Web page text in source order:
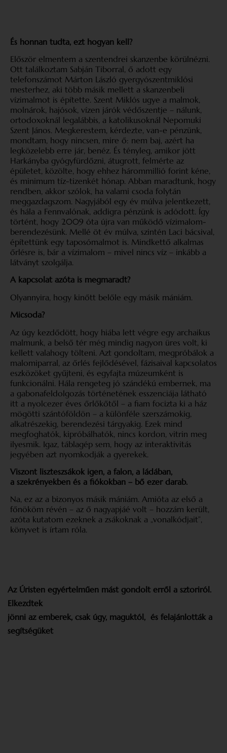
És honnan tudta, ezt hogyan kell?
Először elmentem a szentendrei skanzenbe körülnézni.
Ott találkoztam Sabján Tiborral, ő adott egy
telefonszámot Márton László gyergyószentmiklósi
mesterhez, aki több másik mellett a skanzenbeli
vízimalmot is építette. Szent Miklós ugye a malmok,
molnárok, hajósok, vízen járók védőszentje – nálunk,
ortodoxoknál legalábbis, a katolikusoknál Nepomuki
Szent János. Megkerestem, kérdezte, van-e pénzünk,
mondtam, hogy nincsen, mire ő: nem baj, azért ha
legközelebb erre jár, benéz. És tényleg, amikor jött
Harkányba gyógyfürdőzni, átugrott, felmérte az
épületet, közölte, hogy ehhez hárommillió forint kéne,
és minimum tíz-tizenkét hónap. Abban maradtunk, hogy
rendben, akkor szólok, ha valami csoda folytán
meggazdagszom. Nagyjából egy év múlva jelentkezett,
és hála a Fennvalónak, addigra pénzünk is adódott. Így
történt, hogy 2009 óta újra van működő vízimalom-
berendezésünk. Mellé öt év múlva, szintén Laci bácsival,
építettünk egy taposómalmot is. Mindkettő alkalmas
őrlésre is, bár a vízimalom – mivel nincs víz – inkább a
látványt szolgálja.
A kapcsolat azóta is megmaradt?
Olyannyira, hogy kinőtt belőle egy másik mániám.
Micsoda?
Az úgy kezdődött, hogy hiába lett végre egy archaikus
malmunk, a belső tér még mindig nagyon üres volt, ki
kellett valahogy tölteni. Azt gondoltam, megpróbálok a
malomiparral, az őrlés fejlődésével, fázisaival kapcsolatos
eszközöket gyűjteni, és egyfajta múzeumként is
funkcionálni. Hála rengeteg jó szándékú embernek, ma
a gabonafeldolgozás történetének esszenciája látható
itt a nyolcezer éves őrlőkőtől – a fiam focizta ki a ház
mögötti szántóföldön – a különféle szerszámokig,
alkatrészekig, berendezési tárgyakig. Ezek mind
megfoghatók, kipróbálhatók, nincs kordon, vitrin meg
ilyesmik. Igaz, táblagép sem, hogy az interaktivitás
jegyében azt nyomkodják a gyerekek.
Viszont liszteszsákok igen, a falon, a ládában,
a szekrényekben és a fiókokban – bő ezer darab.
Na, ez az a bizonyos másik mániám. Amióta az első a
főnököm révén – az ő nagyapjáé volt – hozzám került,
azóta kutatom ezeknek a zsákoknak a „vonalkódjait”,
könyvet is írtam róla.
Az Úristen egyértelműen mást gondolt erről a sztoriról.
Elkezdtek
jönni az emberek, csak úgy, maguktól, és felajánlották a
segítségüket